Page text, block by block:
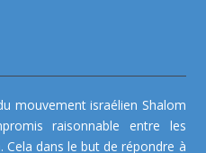
mouvement israélien Shalom
raisonnable entre les
Cela dans le but de répondre à